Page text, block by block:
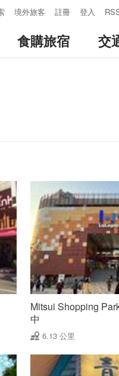
境外旅客 註冊 登入
食購旅宿 交
Mitsui Shopping
中
6.13 公里